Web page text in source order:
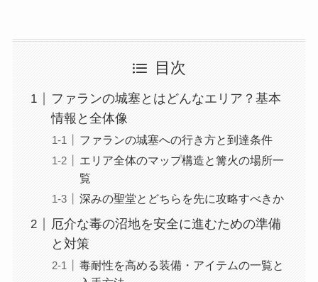
目次
ファランの城塞とはどんなエリア？基本
情報と全体像
ファランの城塞への行き方と到達条件
エリア全体のマップ構造と篝火の場所一
覧
深みの聖堂とどちらを先に攻略すべきか
厄介な毒の沼地を安全に進むための準備
と対策
毒耐性を高める装備・アイテムの一覧と